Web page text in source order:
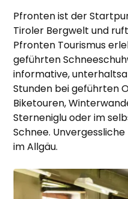
Pfronten ist der
Tiroler Bergwelt und
Pfronten Tourismus
geführten
informative,
Stunden bei geführten
Biketouren,
Sterneniglu oder im
Schnee.
im Allgäu.